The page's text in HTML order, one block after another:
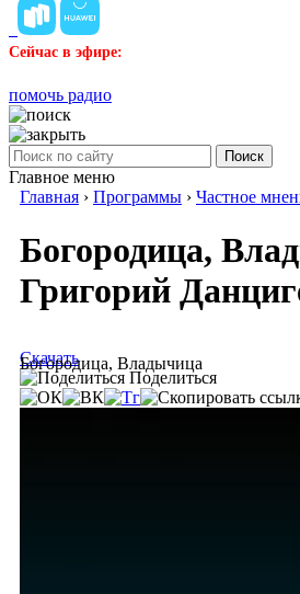
Сейчас в эфире:
помочь радио
Поиск
Главное меню
Главная › Программы › Частное
Богородица,
Григорий
Богородица, Владычица
Скачать
Поделиться